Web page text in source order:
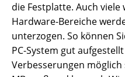
die Festplatte. Auch
Hardware-Bereiche
unterzogen. So können
PC-System gut
Verbesserungen